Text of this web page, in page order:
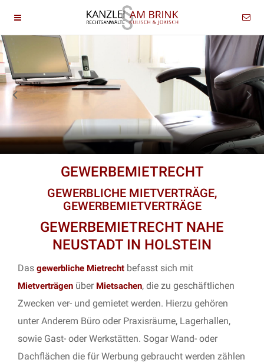
GEWERBEMIETRECHT
GEWERBLICHE MIETVERTRÄGE,
GEWERBEMIETVERTRÄGE
GEWERBEMIETRECHT NAHE
NEUSTADT IN HOLSTEIN
Das gewerbliche Mietrecht befasst sich mit
Mietverträgen über Mietsachen, die zu geschäftlichen
Zwecken ver- und gemietet werden. Hierzu gehören
unter Anderem Büro oder Praxisräume, Lagerhallen,
sowie Gast- oder Werkstätten. Sogar Wand- oder
Dachflächen die für Werbung gebraucht werden zählen